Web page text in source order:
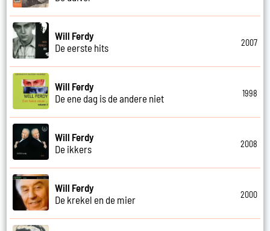
Will Ferdy
De eerste hits
2007
Will Ferdy
De ene dag is de andere niet
1998
Will Ferdy
De ikkers
2008
Will Ferdy
De krekel en de mier
2000